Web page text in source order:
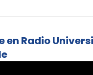
en Radio